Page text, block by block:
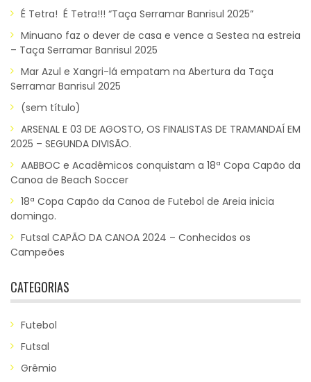
É Tetra! É Tetra!!! “Taça Serramar Banrisul 2025”
Minuano faz o dever de casa e vence a Sestea na estreia
– Taça Serramar Banrisul 2025
Mar Azul e Xangri-lá empatam na Abertura da Taça
Serramar Banrisul 2025
(sem título)
ARSENAL E 03 DE AGOSTO, OS FINALISTAS DE TRAMANDAÍ EM
2025 – SEGUNDA DIVISÃO.
AABBOC e Acadêmicos conquistam a 18ª Copa Capão da
Canoa de Beach Soccer
18ª Copa Capão da Canoa de Futebol de Areia inicia
domingo.
Futsal CAPÃO DA CANOA 2024 – Conhecidos os
Campeões
CATEGORIAS
Futebol
Futsal
Grêmio